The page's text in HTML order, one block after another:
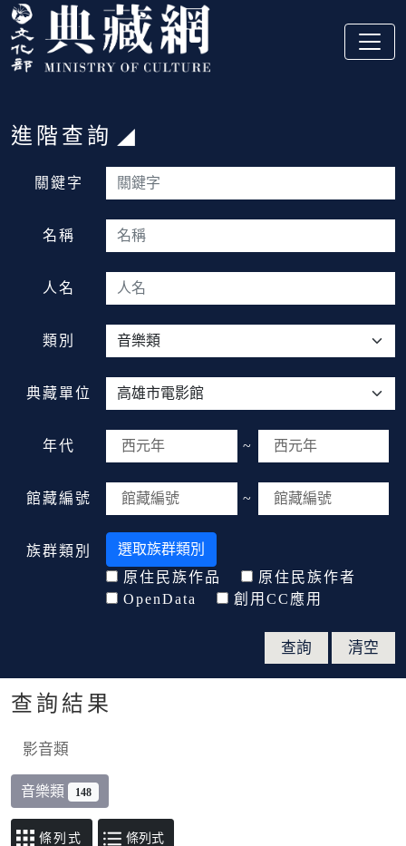
跳到主要內容
:::
:::
進階查詢
關鍵字
名稱
人名
類別
典藏單位
年代 ~
館藏編號 ~
族群類別
選取族群類別
原住民族作品
原住民族作者
OpenData
創用CC應用
查詢結果
影音類
音樂類 148
條列式